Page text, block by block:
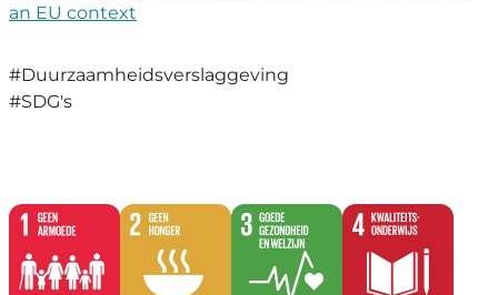
an EU context
#Duurzaamheidsverslaggeving
#SDG's